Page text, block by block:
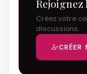
Rejoignez
Créez votre
discussions.
CRÉER